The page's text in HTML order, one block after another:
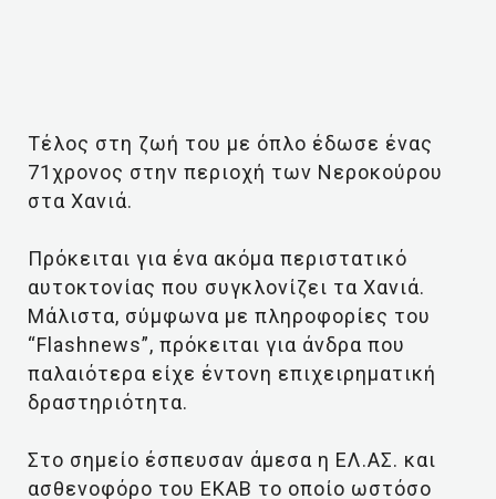
Τέλος στη ζωή του με όπλο έδωσε ένας
71χρονος στην περιοχή των Νεροκούρου
στα Χανιά.
Πρόκειται για ένα ακόμα περιστατικό
αυτοκτονίας που συγκλονίζει τα Χανιά.
Μάλιστα, σύμφωνα με πληροφορίες του
“Flashnews”, πρόκειται για άνδρα που
παλαιότερα είχε έντονη επιχειρηματική
δραστηριότητα.
Στο σημείο έσπευσαν άμεσα η ΕΛ.ΑΣ. και
ασθενοφόρο του ΕΚΑΒ το οποίο ωστόσο